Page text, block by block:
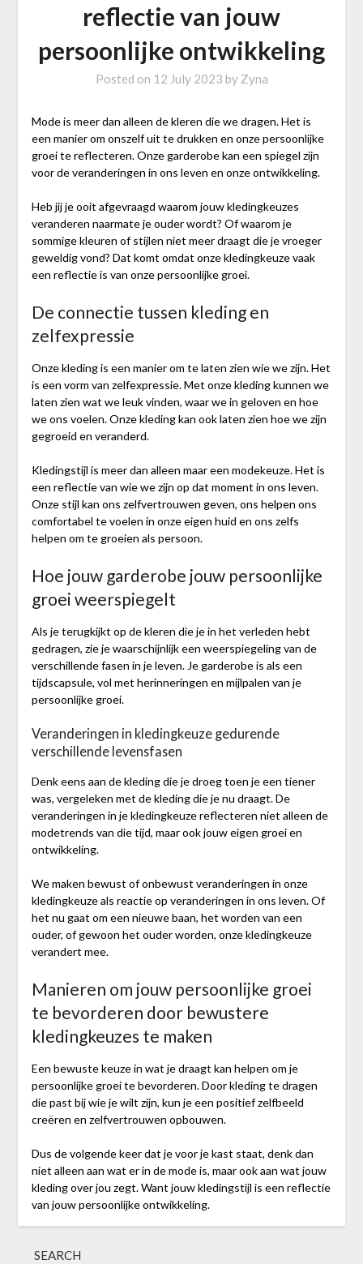
reflectie van jouw
persoonlijke ontwikkeling
Posted on 12 July 2023 by Zyna
Mode is meer dan alleen de kleren die we dragen. Het is
een manier om onszelf uit te drukken en onze persoonlijke
groei te reflecteren. Onze garderobe kan een spiegel zijn
voor de veranderingen in ons leven en onze ontwikkeling.
Heb jij je ooit afgevraagd waarom jouw kledingkeuzes
veranderen naarmate je ouder wordt? Of waarom je
sommige kleuren of stijlen niet meer draagt die je vroeger
geweldig vond? Dat komt omdat onze kledingkeuze vaak
een reflectie is van onze persoonlijke groei.
De connectie tussen kleding en
zelfexpressie
Onze kleding is een manier om te laten zien wie we zijn. Het
is een vorm van zelfexpressie. Met onze kleding kunnen we
laten zien wat we leuk vinden, waar we in geloven en hoe
we ons voelen. Onze kleding kan ook laten zien hoe we zijn
gegroeid en veranderd.
Kledingstijl is meer dan alleen maar een modekeuze. Het is
een reflectie van wie we zijn op dat moment in ons leven.
Onze stijl kan ons zelfvertrouwen geven, ons helpen ons
comfortabel te voelen in onze eigen huid en ons zelfs
helpen om te groeien als persoon.
Hoe jouw garderobe jouw persoonlijke
groei weerspiegelt
Als je terugkijkt op de kleren die je in het verleden hebt
gedragen, zie je waarschijnlijk een weerspiegeling van de
verschillende fasen in je leven. Je garderobe is als een
tijdscapsule, vol met herinneringen en mijlpalen van je
persoonlijke groei.
Veranderingen in kledingkeuze gedurende
verschillende levensfasen
Denk eens aan de kleding die je droeg toen je een tiener
was, vergeleken met de kleding die je nu draagt. De
veranderingen in je kledingkeuze reflecteren niet alleen de
modetrends van die tijd, maar ook jouw eigen groei en
ontwikkeling.
We maken bewust of onbewust veranderingen in onze
kledingkeuze als reactie op veranderingen in ons leven. Of
het nu gaat om een nieuwe baan, het worden van een
ouder, of gewoon het ouder worden, onze kledingkeuze
verandert mee.
Manieren om jouw persoonlijke groei
te bevorderen door bewustere
kledingkeuzes te maken
Een bewuste keuze in wat je draagt kan helpen om je
persoonlijke groei te bevorderen. Door kleding te dragen
die past bij wie je wilt zijn, kun je een positief zelfbeeld
creëren en zelfvertrouwen opbouwen.
Dus de volgende keer dat je voor je kast staat, denk dan
niet alleen aan wat er in de mode is, maar ook aan wat jouw
kleding over jou zegt. Want jouw kledingstijl is een reflectie
van jouw persoonlijke ontwikkeling.
SEARCH